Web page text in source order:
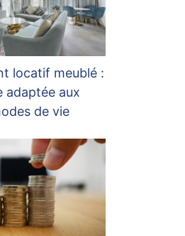
locatif meublé :
adaptée aux
de vie